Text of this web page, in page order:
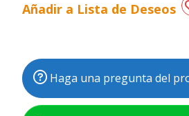
Añadir a Lista de Deseos
Haga una pregunta del